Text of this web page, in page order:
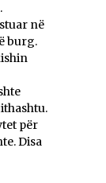
në
burg.
për
Disa